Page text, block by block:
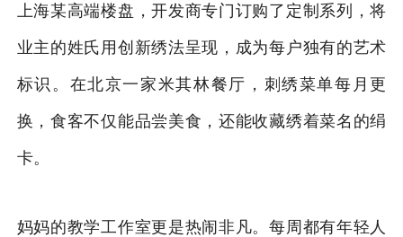
上海某高端楼盘，开发商专门订购了定制系列，将
业主的姓氏用创新绣法呈现，成为每户独有的艺术
标识。在北京一家米其林餐厅，刺绣菜单每月更
换，食客不仅能品尝美食，还能收藏绣着菜名的绢
卡。
妈妈的教学工作室更是热闹非凡。每周都有年轻人